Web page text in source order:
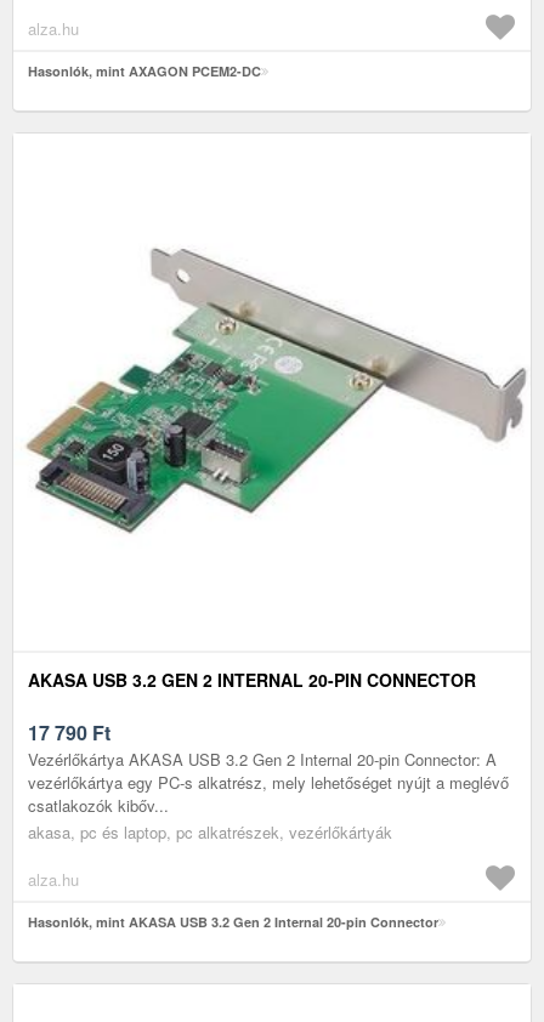
alza.hu
Hasonlók, mint AXAGON PCEM2-DC
AKASA USB 3.2 GEN 2 INTERNAL 20-PIN CONNECTOR
17 790 Ft
Vezérlőkártya AKASA USB 3.2 Gen 2 Internal 20-pin Connector: A
vezérlőkártya egy PC-s alkatrész, mely lehetőséget nyújt a meglévő
csatlakozók kibőv...
akasa, pc és laptop, pc alkatrészek, vezérlőkártyák
alza.hu
Hasonlók, mint AKASA USB 3.2 Gen 2 Internal 20-pin Connector